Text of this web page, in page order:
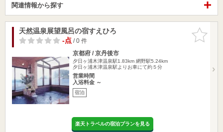
関連情報から探す
お気に入
りに追加
天然温泉展望風呂の宿すえひろ
-点/ 0 件
京都府 / 京丹後市
夕日ヶ浦木津温泉駅1.83km 網野駅5.24km
夕日ヶ浦木津温泉駅よりお車にて約５分
営業時間
入浴料金 ～
宿泊
楽天トラベルの宿泊プランを見る